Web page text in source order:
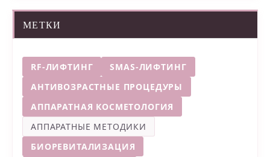
МЕТКИ
RF-ЛИФТИНГ
SMAS-ЛИФТИНГ
АНТИВОЗРАСТНЫЕ ПРОЦЕДУРЫ
АППАРАТНАЯ КОСМЕТОЛОГИЯ
АППАРАТНЫЕ МЕТОДИКИ
БИОРЕВИТАЛИЗАЦИЯ